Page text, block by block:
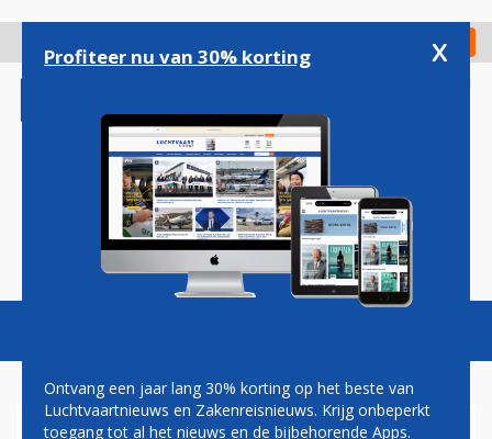
gaan
Check in
Magazine Podcasts Vacatures
Profiteer nu van 30% korting x
Ontvang een jaar lang 30% korting op het beste van
Luchtvaartnieuws en Zakenreisnieuws. Krijg onbeperkt
toegang tot al het nieuws en de bijbehorende Apps.